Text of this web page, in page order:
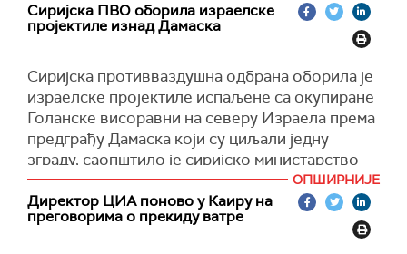
Сиријска ПВО оборила израелске
пројектиле изнад Дамаска
Сиријска противваздушна одбрана оборила је
израелске пројектиле испаљене са окупиране
Голанске висоравни на северу Израела према
предграђу Дамаска који су циљали једну
зграду, саопштило је сиријско министарство
одбране.
Војни извор рекао је за агенцију Санада је
сиријска ПВО оборила поједине од
ОПШИРНИЈЕ
Директор ЦИА поново у Каиру на
преговорима о прекиду ватре